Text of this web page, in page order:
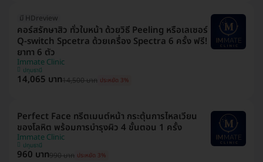
มี HDreview
คอร์สรักษาสิว ทั่วใบหน้า ด้วยวิธี Peeling หรือเลเซอร์
Q-switch Spcetra ด้วยเครื่อง Spectra 6 ครั้ง ฟรี!
ยาทา 6 ตัว
Immate Clinic
ปทุมธานี
14,065 บาท14,500 บาท ประหยัด 3%
Perfect Face ทรีตเมนต์หน้า กระตุ้นการไหลเวียน
ของโลหิต พร้อมการบำรุงผิว 4 ขั้นตอน 1 ครั้ง
Immate Clinic
ปทุมธานี
960 บาท990 บาท ประหยัด 3%